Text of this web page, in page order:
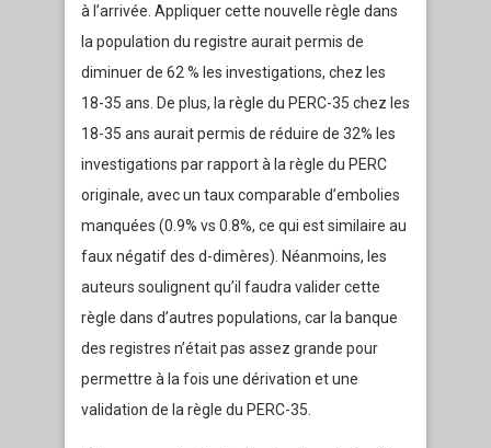
à l’arrivée. Appliquer cette nouvelle règle dans
la population du registre aurait permis de
diminuer de 62 % les investigations, chez les
18-35 ans. De plus, la règle du PERC-35 chez les
18-35 ans aurait permis de réduire de 32% les
investigations par rapport à la règle du PERC
originale, avec un taux comparable d’embolies
manquées (0.9% vs 0.8%, ce qui est similaire au
faux négatif des d-dimères). Néanmoins, les
auteurs soulignent qu’il faudra valider cette
règle dans d’autres populations, car la banque
des registres n’était pas assez grande pour
permettre à la fois une dérivation et une
validation de la règle du PERC-35.